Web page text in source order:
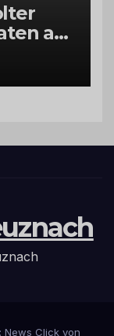
am
News Click von